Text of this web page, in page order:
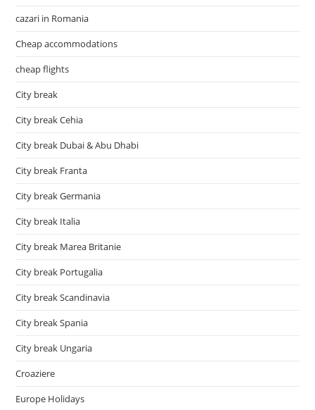
cazari in Romania
Cheap accommodations
cheap flights
City break
City break Cehia
City break Dubai & Abu Dhabi
City break Franta
City break Germania
City break Italia
City break Marea Britanie
City break Portugalia
City break Scandinavia
City break Spania
City break Ungaria
Croaziere
Europe Holidays